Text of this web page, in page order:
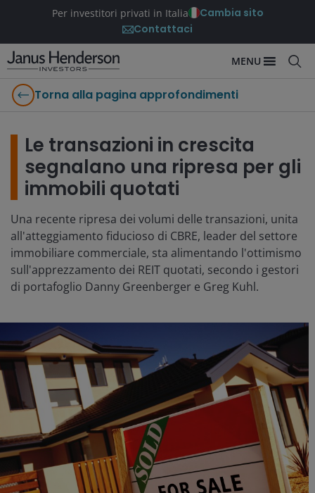
Per investitori privati in Italia
Cambia sito
Contattaci
MENU
Torna alla pagina approfondimenti
Le transazioni in crescita
segnalano una ripresa per gli
immobili quotati
Una recente ripresa dei volumi delle transazioni, unita
all'atteggiamento fiducioso di CBRE, leader del settore
immobiliare commerciale, sta alimentando l'ottimismo
sull'apprezzamento dei REIT quotati, secondo i gestori
di portafoglio Danny Greenberger e Greg Kuhl.